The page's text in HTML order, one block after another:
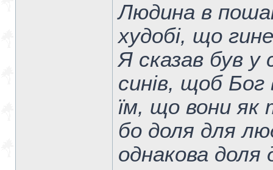
Людина в
худобі, що
Я сказав був у
синів, щоб Бог
їм, що вони як
бо доля для
однакова доля